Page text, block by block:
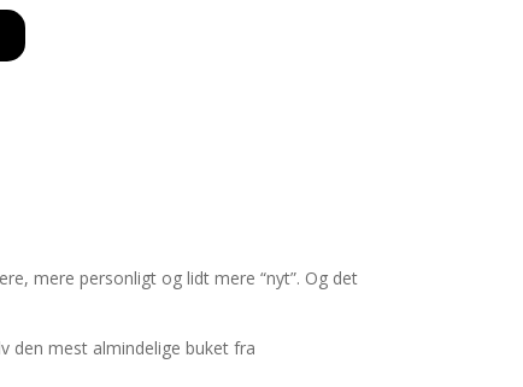
mere personligt og lidt mere “nyt”. Og det
den mest almindelige buket fra